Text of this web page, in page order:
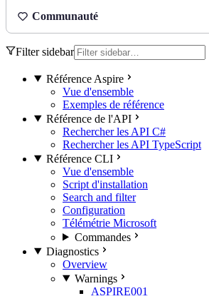
Communauté
Filter sidebar
Référence Aspire
Vue d'ensemble
Exemples de référence
Référence de l'API
Rechercher les API C#
Rechercher les API TypeScript
Référence CLI
Vue d'ensemble
Script d'installation
Search and filter
Configuration
Télémétrie Microsoft
Commandes
Diagnostics
Overview
Warnings
ASPIRE001